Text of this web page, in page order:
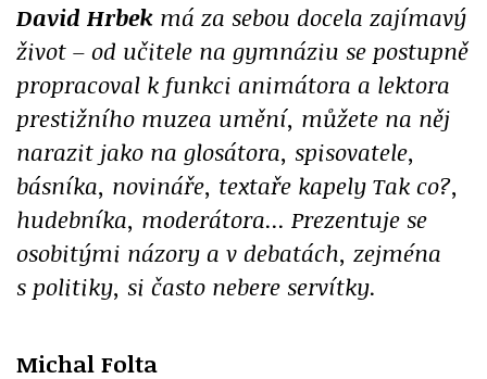
David Hrbek má za sebou docela zajímavý
život – od učitele na gymnáziu se postupně
propracoval k funkci animátora a lektora
prestižního muzea umění, můžete na něj
narazit jako na glosátora, spisovatele,
básníka, novináře, textaře kapely Tak co?,
hudebníka, moderátora... Prezentuje se
osobitými názory a v debatách, zejména
s politiky, si často nebere servítky.
Michal Folta